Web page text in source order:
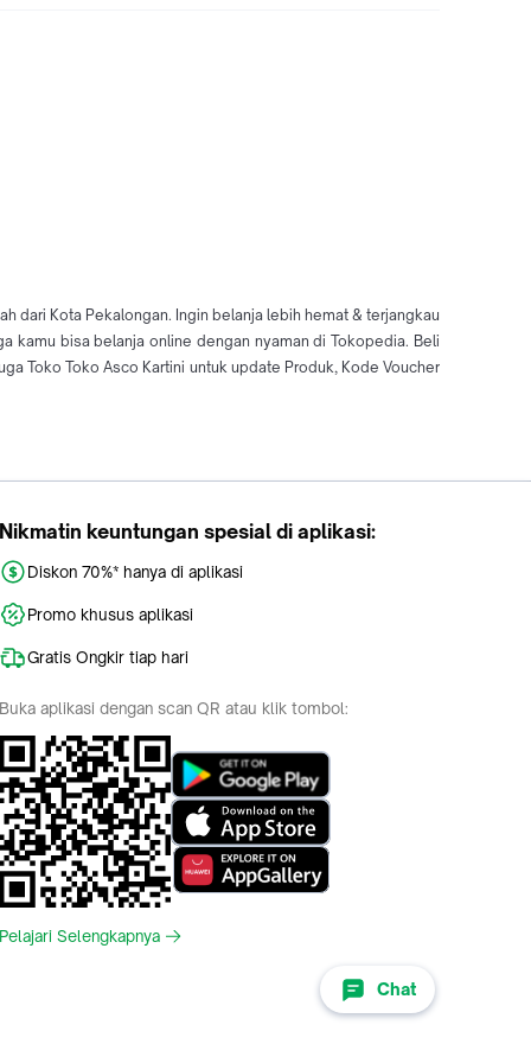
dari Kota Pekalongan. Ingin belanja lebih hemat & terjangkau
kamu bisa belanja online dengan nyaman di Tokopedia. Beli
Toko Toko Asco Kartini untuk update Produk, Kode Voucher
Chat
Nikmatin keuntungan spesial di aplikasi:
Diskon 70%* hanya di aplikasi
Promo khusus aplikasi
Gratis Ongkir tiap hari
Buka aplikasi dengan scan QR atau klik tombol:
Pelajari Selengkapnya